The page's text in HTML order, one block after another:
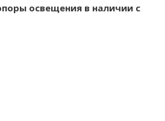
освещения в наличии с